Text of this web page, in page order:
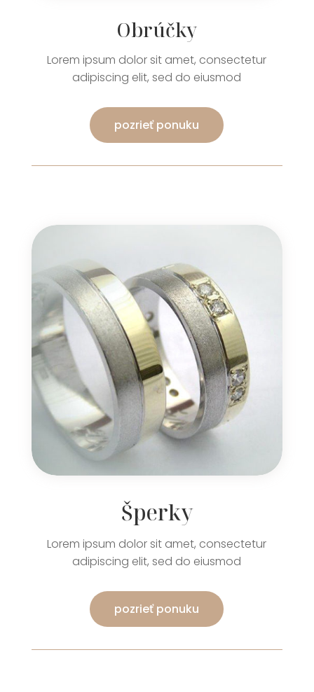
Obrúčky
Lorem ipsum dolor sit amet, consectetur
adipiscing elit, sed do eiusmod
pozrieť ponuku
Šperky
Lorem ipsum dolor sit amet, consectetur
adipiscing elit, sed do eiusmod
pozrieť ponuku